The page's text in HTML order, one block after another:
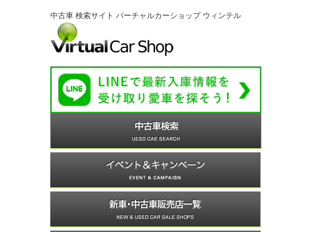
中古車 検索サイト バーチャルカーショップ ウィンテル